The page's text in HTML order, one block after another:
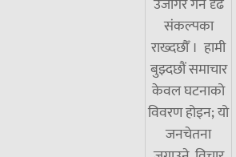
संकल्पका
राख्दछौँ । हामी
बुझ्दछौं समाचार
केवल घटनाको
विवरण होइन; यो
जनचेतना